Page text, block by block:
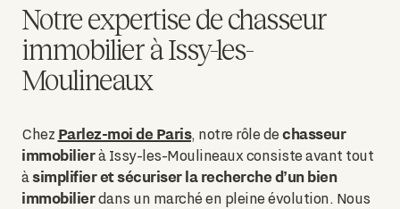
Notre expertise de chasseur
immobilier à Issy-les-
Moulineaux
Chez Parlez-moi de Paris, notre rôle de chasseur
immobilierà Issy-les-Moulineaux consiste avant tout
àsimplifier et sécuriser la recherche d’un bien
immobilierdans un marché en pleine évolution. Nous